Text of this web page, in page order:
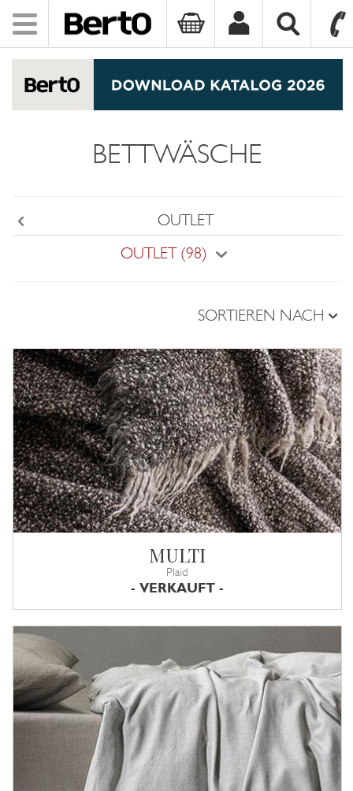
Toggle
navigation
BETTWÄSCHE
OUTLET
OUTLET (98)
SORTIEREN NACH
MULTI
Plaid
- VERKAUFT -